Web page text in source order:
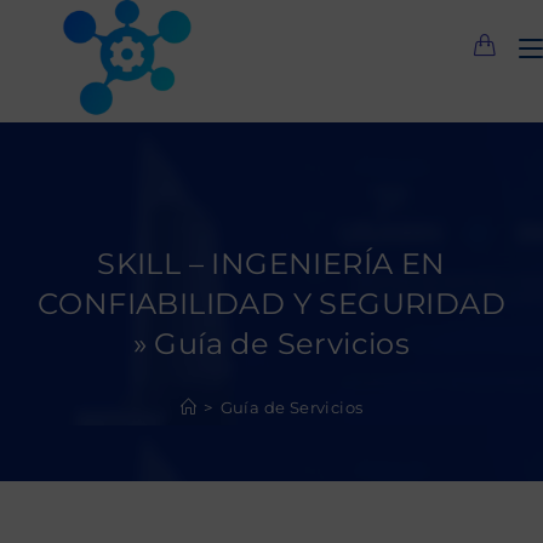
SKILL – INGENIERÍA EN
CONFIABILIDAD Y SEGURIDAD
» Guía de Servicios
> Guía de Servicios